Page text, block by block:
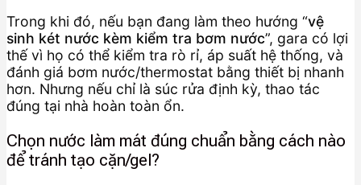
Trong khi đó, nếu bạn đang làm theo hướng “vệ
sinh két nước kèm kiểm tra bơm nước”, gara có lợi
thế vì họ có thể kiểm tra rò rỉ, áp suất hệ thống, và
đánh giá bơm nước/thermostat bằng thiết bị nhanh
hơn. Nhưng nếu chỉ là súc rửa định kỳ, thao tác
đúng tại nhà hoàn toàn ổn.
Chọn nước làm mát đúng chuẩn bằng cách nào
để tránh tạo cặn/gel?